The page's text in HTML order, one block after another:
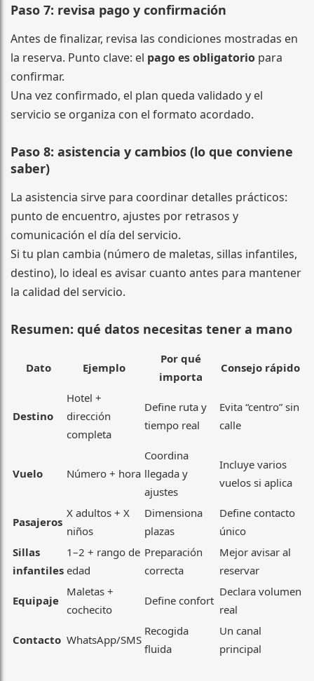
Paso 7: revisa pago y confirmación
Antes de finalizar, revisa las condiciones mostradas en
la reserva. Punto clave: el pago es obligatorio para
confirmar.
Una vez confirmado, el plan queda validado y el
servicio se organiza con el formato acordado.
Paso 8: asistencia y cambios (lo que conviene
saber)
La asistencia sirve para coordinar detalles prácticos:
punto de encuentro, ajustes por retrasos y
comunicación el día del servicio.
Si tu plan cambia (número de maletas, sillas infantiles,
destino), lo ideal es avisar cuanto antes para mantener
la calidad del servicio.
Resumen: qué datos necesitas tener a mano
Dato Ejemplo
Por qué
importa
Consejo rápido
Destino
Hotel +
dirección
completa
Define ruta y
tiempo real
Evita “centro” sin
calle
Vuelo Número + hora
Coordina
llegada y
ajustes
Incluye varios
vuelos si aplica
Pasajeros
X adultos + X
niños
Dimensiona
plazas
Define contacto
único
Sillas
infantiles
1–2 + rango de
edad
Preparación
correcta
Mejor avisar al
reservar
Equipaje
Maletas +
cochecito
Define confort
Declara volumen
real
Contacto WhatsApp/SMS
Recogida
fluida
Un canal
principal